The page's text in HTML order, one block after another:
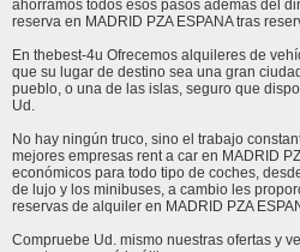
ahorramos todos esos pasos además del
reserva en MADRID PZA ESPANA tras
En thebest-4u Ofrecemos alquileres de
que su lugar de destino sea una gran
pueblo, o una de las islas, seguro que
Ud.
No hay ningún truco, sino el trabajo
mejores empresas rent a car en MADRID
económicos para todo tipo de coches,
de lujo y los minibuses, a cambio les
reservas de alquiler en MADRID PZA
Compruebe Ud. mismo nuestras ofertas y